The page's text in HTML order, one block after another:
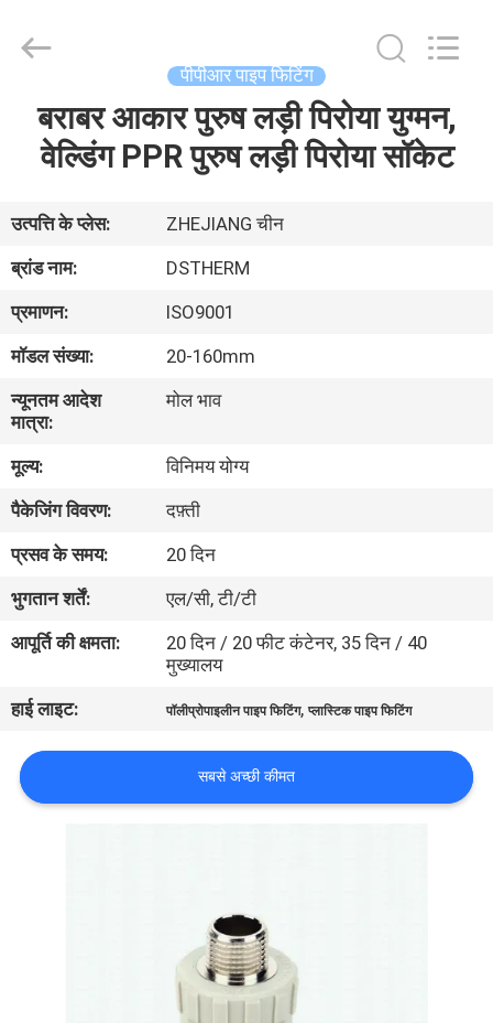
हमारे
बारे
कारखाने
दौरा
गुणवत्ता
नियंत्रण
संपर्क
करें
समाचार
LIMITED.
पीपीआर पाइप फिटिंग
बराबर आकार पुरुष लड़ी पिरोया युग्मन,
वेल्डिंग PPR पुरुष लड़ी पिरोया सॉकेट
उत्पत्ति के प्लेस:
ZHEJIANG चीन
ब्रांड नाम:
DSTHERM
प्रमाणन:
ISO9001
मॉडल संख्या:
20-160mm
न्यूनतम आदेश
मात्रा:
मोल भाव
मूल्य:
विनिमय योग्य
पैकेजिंग विवरण:
दफ़्ती
प्रसव के समय:
20 दिन
भुगतान शर्तें:
एल/सी, टी/टी
आपूर्ति की क्षमता:
20 दिन / 20 फीट कंटेनर, 35 दिन / 40
मुख्यालय
हाई लाइट:
पॉलीप्रोपाइलीन पाइप फिटिंग,प्लास्टिक पाइप फिटिंग
सबसे अच्छी कीमत